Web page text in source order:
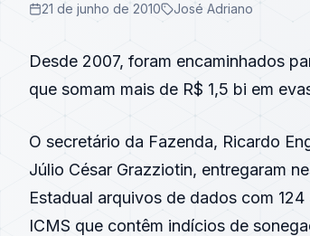
21 de junho de 2010 José Adriano
Desde 2007, foram encaminhados
que somam mais de R$ 1,5 bi em
O secretário da Fazenda, Ricardo
Júlio César Grazziotin, entregaram
Estadual arquivos de dados com
ICMS que contêm indícios de